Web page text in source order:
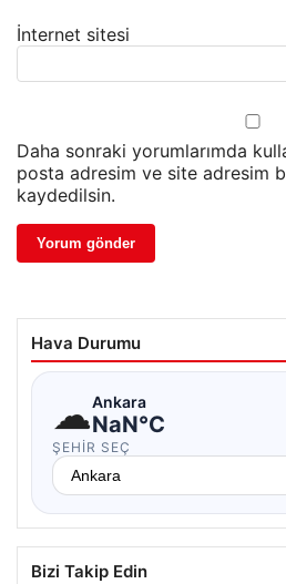
İnternet sitesi
Daha sonraki yorumlarımda
posta adresim ve site adresim
kaydedilsin.
Hava Durumu
☁Ankara
NaN°C
ŞEHIR SEÇ
Bizi Takip Edin